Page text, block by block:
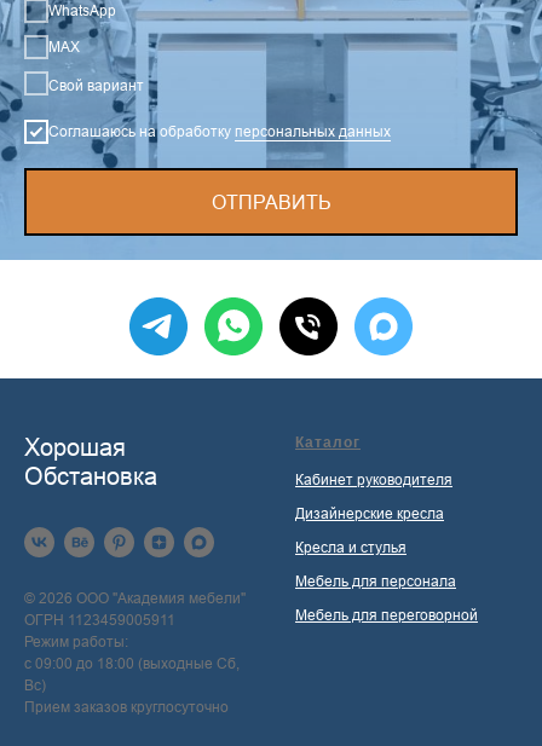
WhatsApp
MAX
Свой вариант
Соглашаюсь на обработку персональных данных
ОТПРАВИТЬ
Хорошая
Обстановка
© 2026 ООО "Академия мебели"
ОГРН 1123459005911
Режим работы:
с 09:00 до 18:00 (выходные Сб,
Вс)
Прием заказов круглосуточно
Каталог
Кабинет руководителя
Дизайнерские кресла
Кресла и стулья
Мебель для персонала
Мебель для переговорной